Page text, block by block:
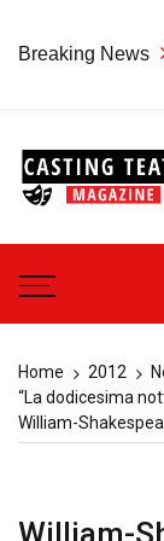
content
Breaking News
Audizioni per lo
teatrali
Home 2012
“La dodicesima
William-
William-